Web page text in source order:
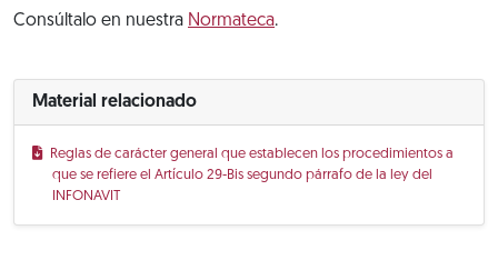
Consúltalo en nuestra Normateca.
Material relacionado
Reglas de carácter general que establecen los procedimientos a
que se refiere el Artículo 29-Bis segundo párrafo de la ley del
INFONAVIT